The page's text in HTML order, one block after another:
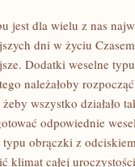
jest dla wielu z nas
dni w życiu
Dodatki weselne
należałoby
wszystko działało
odpowiednie
obrączki z
klimat całej